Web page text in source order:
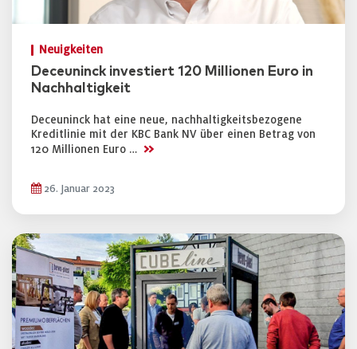
Neuigkeiten
Deceuninck investiert 120 Millionen Euro in
Nachhaltigkeit
Deceuninck hat eine neue, nachhaltigkeitsbezogene
Kreditlinie mit der KBC Bank NV über einen Betrag von
120 Millionen Euro … >>
26. Januar 2023